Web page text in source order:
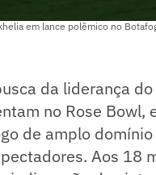
em lance polêmico no
da liderança
no Rose Bowl,
de amplo
Aos 18